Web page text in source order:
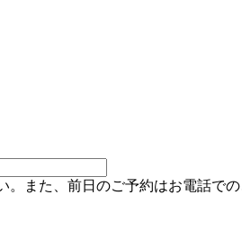
また、前日のご予約はお電話での